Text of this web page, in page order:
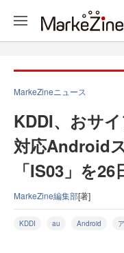
MarkeZineニュース
KDDI、おサ
対応Android
「IS03」を26
MarkeZine編集部[著]
KDDI au Android